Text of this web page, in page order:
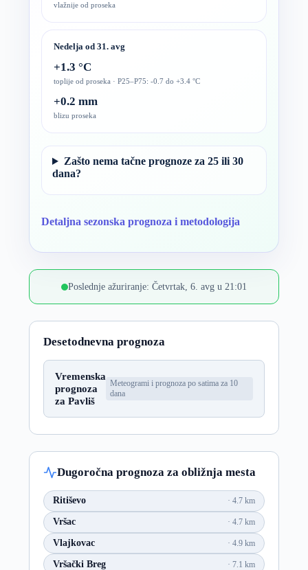
vlažnije od proseka
Nedelja od 31. avg
+1.3 °C
toplije od proseka · P25–P75: -0.7 do +3.4 °C
+0.2 mm
blizu proseka
Zašto nema tačne prognoze za 25 ili 30
dana?
Detaljna sezonska prognoza i metodologija
Poslednje ažuriranje: Četvrtak, 6. avg u 21:01
Desetodnevna prognoza
Vremenska
prognoza
za Pavliš
Meteogrami i prognoza po satima za 10
dana
Dugoročna prognoza za obližnja mesta
Ritiševo 4.7 km
Vršac 4.7 km
Vlajkovac 4.9 km
Vršački Breg 7.1 km